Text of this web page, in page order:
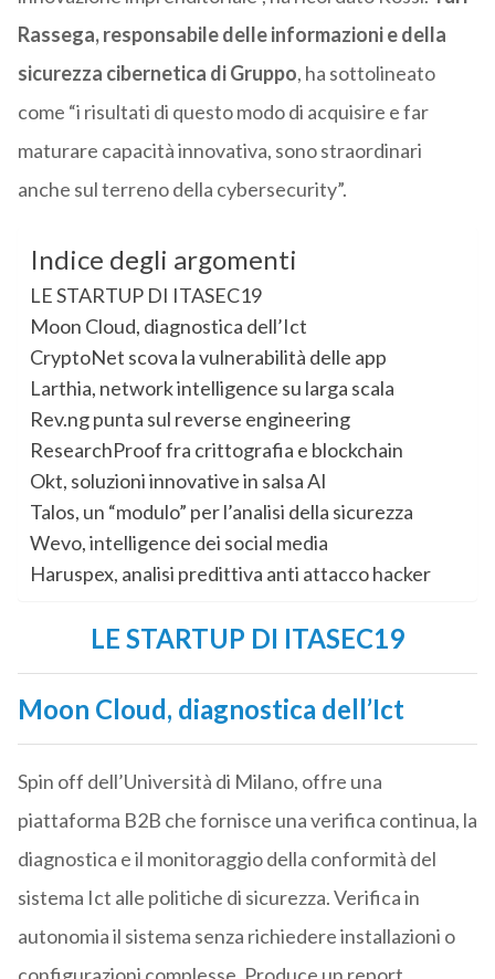
Rassega, responsabile delle informazioni e della
sicurezza cibernetica di Gruppo, ha sottolineato
come “i risultati di questo modo di acquisire e far
maturare capacità innovativa, sono straordinari
anche sul terreno della cybersecurity”.
Indice degli argomenti
LE STARTUP DI ITASEC19
Moon Cloud, diagnostica dell’Ict
CryptoNet scova la vulnerabilità delle app
Larthia, network intelligence su larga scala
Rev.ng punta sul reverse engineering
ResearchProof fra crittografia e blockchain
Okt, soluzioni innovative in salsa AI
Talos, un “modulo” per l’analisi della sicurezza
Wevo, intelligence dei social media
Haruspex, analisi predittiva anti attacco hacker
LE STARTUP DI ITASEC19
Moon Cloud, diagnostica dell’Ict
Spin off dell’Università di Milano, offre una
piattaforma B2B che fornisce una verifica continua, la
diagnostica e il monitoraggio della conformità del
sistema Ict alle politiche di sicurezza. Verifica in
autonomia il sistema senza richiedere installazioni o